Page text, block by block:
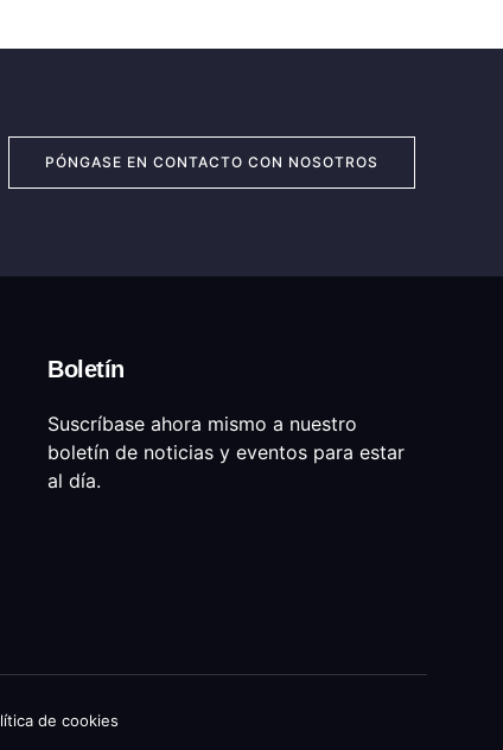
PÓNGASE EN CONTACTO CON NOSOTROS
Boletín
Suscríbase ahora mismo a nuestro
boletín de noticias y eventos para estar
al día.
de cookies